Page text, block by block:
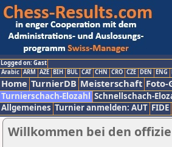
Logged on: Gast
Arabic ARM AZE BIH BUL CAT CHN CRO CZE DEN ENG
Home TurnierDB Meisterschaft Foto-
Turnierschach-Elozahl Schnellschach-
Allgemeines Turnier anmelden: AUT FIDE
Willkommen bei den